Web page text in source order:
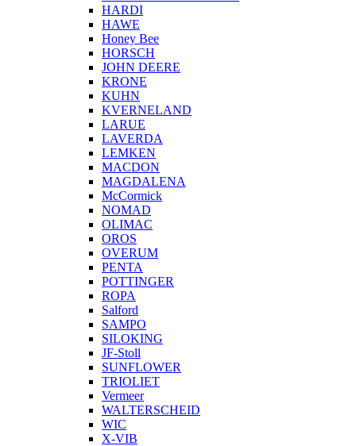
HARDI
HAWE
Honey Bee
HORSCH
JOHN DEERE
KRONE
KUHN
KVERNELAND
LARUE
LAVERDA
LEMKEN
MACDON
MAGDALENA
McCormick
NOMAD
OLIMAC
OROS
OVERUM
PENTA
POTTINGER
ROPA
Salford
SAMPO
SILOKING
JF-Stoll
SUNFLOWER
TRIOLIET
Vermeer
WALTERSCHEID
WIC
X-VIB